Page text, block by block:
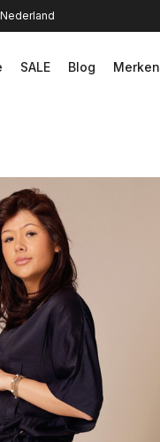
SALE Blog Merken